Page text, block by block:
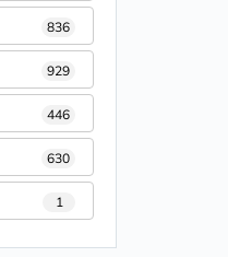
836
929
446
630
1